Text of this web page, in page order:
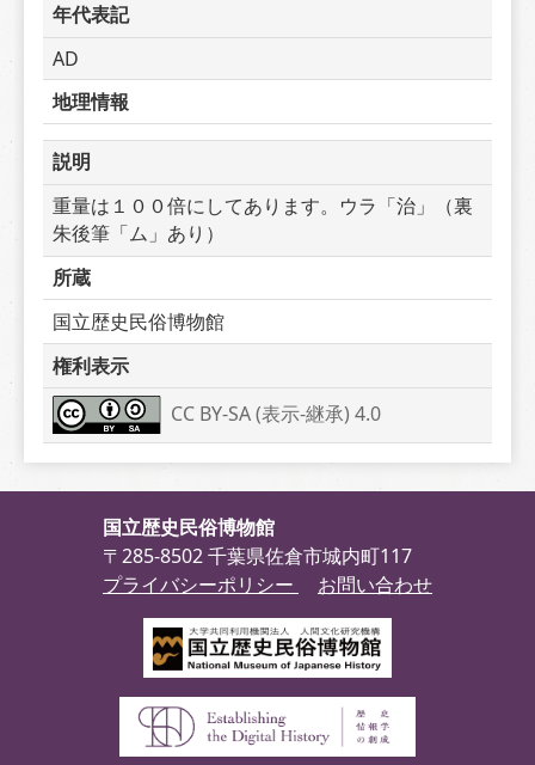
年代表記
AD
地理情報
説明
重量は１００倍にしてあります。ウラ「治」（裏
朱後筆「ム」あり）
所蔵
国立歴史民俗博物館
権利表示
CC BY-SA (表示-継承) 4.0
国立歴史民俗博物館
〒285-8502 千葉県佐倉市城内町117
プライバシーポリシー
お問い合わせ